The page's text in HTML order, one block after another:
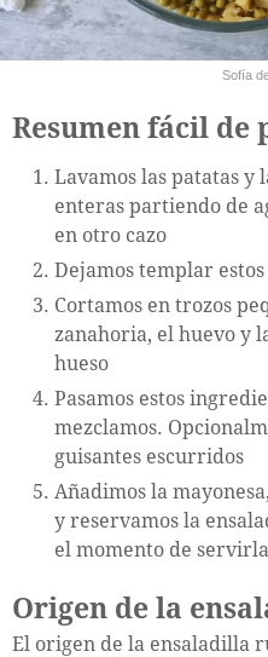
Sofía
Resumen fácil de
Lavamos las patatas y
enteras partiendo de
en otro cazo
Dejamos templar
Cortamos en trozos
zanahoria, el huevo y
hueso
Pasamos estos
mezclamos.
guisantes escurridos
Añadimos la
y reservamos la
el momento de servirla
Origen de la
El origen de la ensaladilla